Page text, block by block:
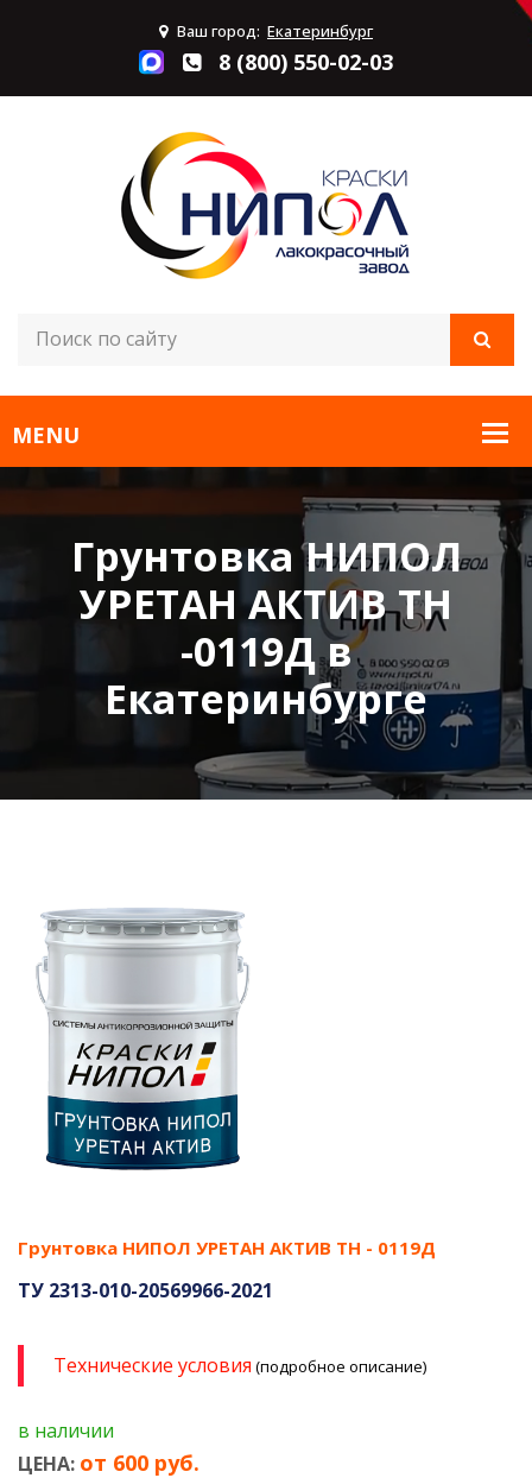
Ваш город: Екатеринбург
8 (800) 550-02-03
Грунтовка НИПОЛ
УРЕТАН АКТИВ ТН
-0119Д в
Екатеринбурге
Грунтовка НИПОЛ УРЕТАН АКТИВ ТН - 0119Д
ТУ 2313-010-20569966-2021
Технические условия (подробное описание)
в наличии
ЦЕНА: от 600 руб.